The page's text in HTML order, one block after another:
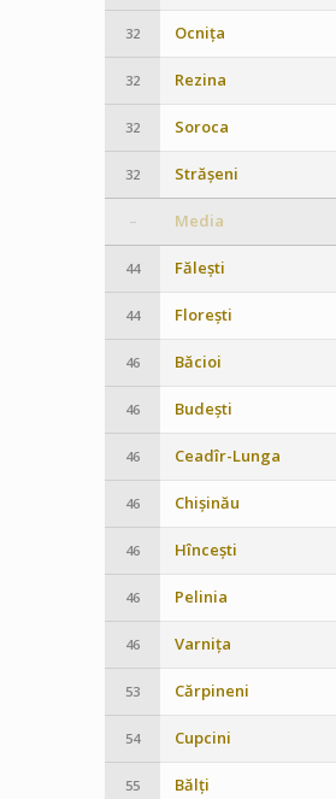
32 Ocnița
32 Rezina
32 Soroca
32 Strășeni
– Media
44 Fălești
44 Florești
46 Băcioi
46 Budești
46 Ceadîr-Lunga
46 Chișinău
46 Hîncești
46 Pelinia
46 Varnița
53 Cărpineni
54 Cupcini
55 Bălți